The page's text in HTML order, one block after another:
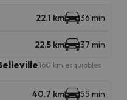
22.1 km 36 min
22.5 km 37 min
160 km esquiables
40.7 km 55 min